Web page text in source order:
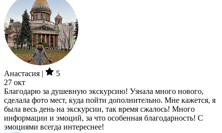
Анастасия |
5
27 окт
Благодарю за душевную экскурсию! Узнала много нового,
сделала фото мест, куда пойти дополнительно. Мне кажется, я
была весь день на экскурсии, так время сжалось! Много
информации и эмоций, за что особенная благодарность! С
эмоциями всегда интереснее!